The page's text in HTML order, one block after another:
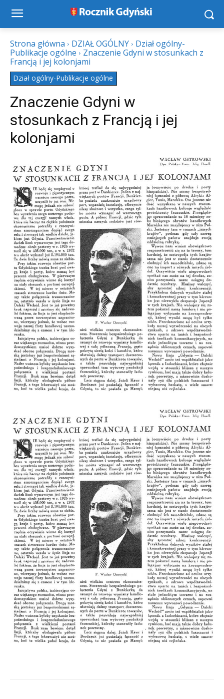
Strona główna DZIAŁ OGÓLNY
Dział ogólny-
Publikacje ogólne
Znaczenie Gdyni w stosunkach z
Francją i jej kolonjami
Dział ogólny-Publikacje ogólne
Znaczenie Gdyni w
stosunkach z Francją i jej
kolonjami